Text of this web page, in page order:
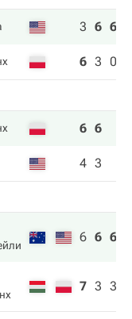
3 6 6
6 3 0
6 6
4 3
6 6 6
7 3 3